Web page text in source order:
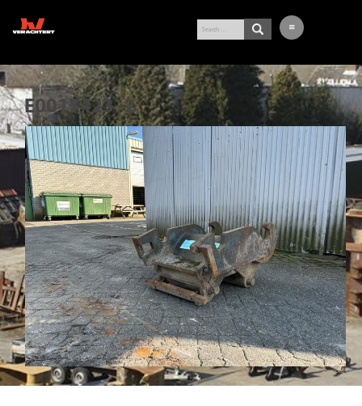
LATEST ARRIVALS
EXCAVATOR
WHEEL LOADER
BUY-IN SERVICE
VERACHTERT
CONTACT
NL
DE
E0017423 -2
Previous Image